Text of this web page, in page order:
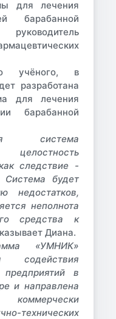
для лечения
барабанной
учёного, в
разработана
для лечения
барабанной
система
следствие -
Система будет
недостатков,
неполнота
средства к
Диана.
«УМНИК»
содействия
в
и направлена
технических